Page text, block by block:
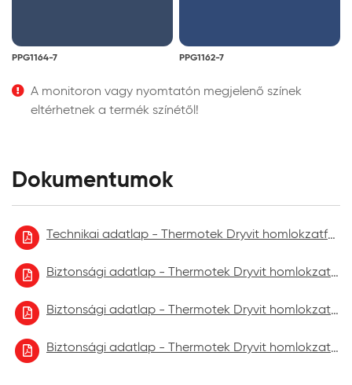
PPG1164-7 PPG1162-7
A monitoron vagy nyomtatón megjelenő színek
eltérhetnek a termék színétől!
Dokumentumok
Technikai adatlap - Thermotek Dryvit homlokzatfelújító festék
Biztonsági adatlap - Thermotek Dryvit homlokzatfelújító festék 2021.09.
Biztonsági adatlap - Thermotek Dryvit homlokzatfelújító festék 2022.10
Biztonsági adatlap - Thermotek Dryvit homlokzatfelújító festék 2023.06.